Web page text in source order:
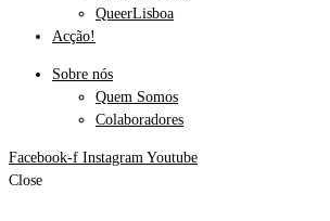
QueerLisboa
Acção!
Sobre nós
Quem Somos
Colaboradores
Facebook-f Instagram Youtube
Close